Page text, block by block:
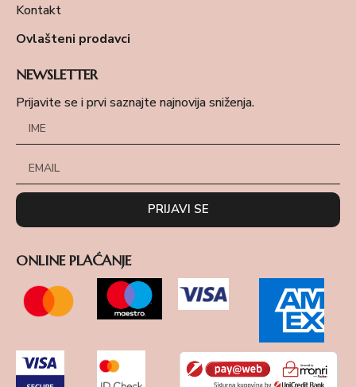
Kontakt
Ovlašteni prodavci
NEWSLETTER
Prijavite se i prvi saznajte najnovija sniženja.
PRIJAVI SE
ONLINE PLAĆANJE